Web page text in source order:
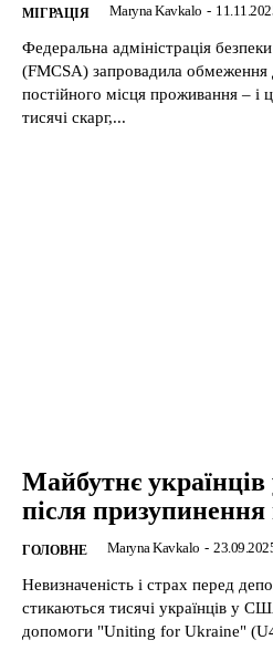
МІГРАЦІЯ Maryna Kavkalo -
Федеральна адміністрація
(FMCSA) запровадила обмеження
постійного місця проживання – і
тисячі скарг,...
Майбутнє
після
ГОЛОВНЕ Maryna Kavkalo -
Невизначеність і страх перед
стикаються тисячі українців у
допомоги "Uniting for Ukraine"